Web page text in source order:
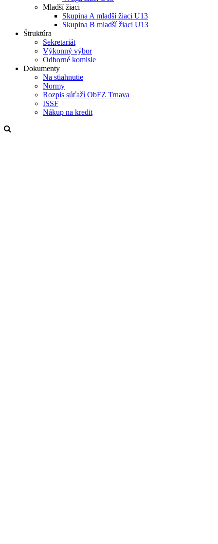
Mladší žiaci
Skupina A mladší žiaci U13
Skupina B mladší žiaci U13
Štruktúra
Sekretariát
Výkonný výbor
Odborné komisie
Dokumenty
Na stiahnutie
Normy
Rozpis súťaží ObFZ Trnava
ISSF
Nákup na kredit